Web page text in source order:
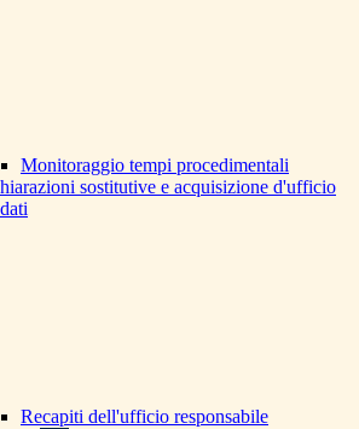
Monitoraggio tempi procedimentali
sostitutive e acquisizione d'ufficio
Recapiti dell'ufficio responsabile